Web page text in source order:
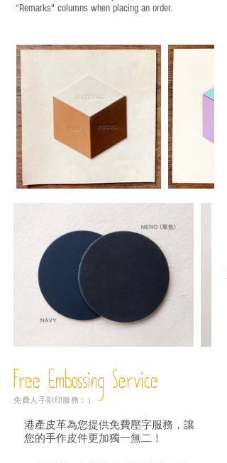
“Remarks" columns when placing an order.
Free Embossing Service
免費人手刻印服務：）
港產皮革為您提供免費壓字服務，讓
您的手作皮件更加獨一無二！